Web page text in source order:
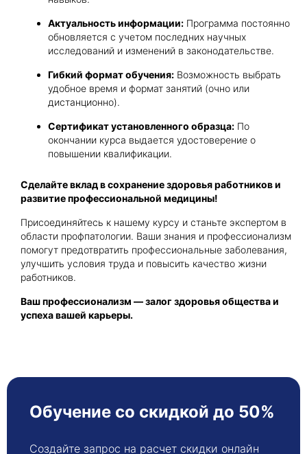
Актуальность информации: Программа постоянно
обновляется с учетом последних научных
исследований и изменений в законодательстве.
Гибкий формат обучения: Возможность выбрать
удобное время и формат занятий (очно или
дистанционно).
Сертификат установленного образца: По
окончании курса выдается удостоверение о
повышении квалификации.
Сделайте вклад в сохранение здоровья работников и
развитие профессиональной медицины!
Присоединяйтесь к нашему курсу и станьте экспертом в
области профпатологии. Ваши знания и профессионализм
помогут предотвратить профессиональные заболевания,
улучшить условия труда и повысить качество жизни
работников.
Ваш профессионализм — залог здоровья общества и
успеха вашей карьеры.
Обучение со скидкой до 50%
Создайте запрос на расчет скидки онлайн